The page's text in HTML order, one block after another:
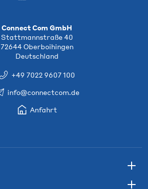
Connect Com GmbH
Stattmannstraße 40
72644 Oberboihingen
Deutschland
+49 7022 9607 100
info@connectcom.de
Anfahrt